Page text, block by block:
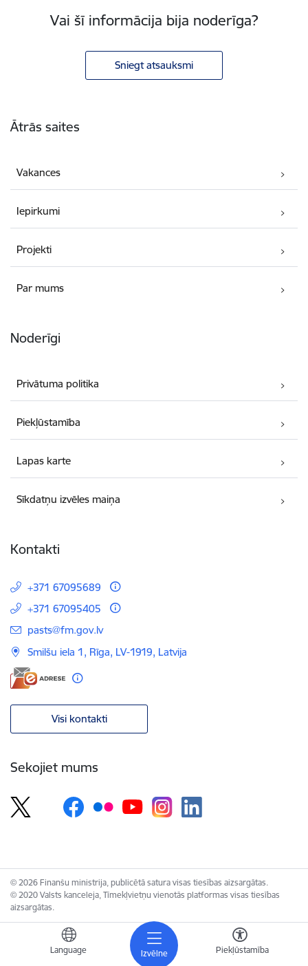
Izvēlne
Language Piekļūstamība
Vai šī informācija bija noderīga?
Sniegt atsauksmi
Ātrās saites
Vakances
Iepirkumi
Projekti
Par mums
Noderīgi
Privātuma politika
Piekļūstamība
Lapas karte
Sīkdatņu izvēles maiņa
Kontakti
+371 67095689
+371 67095405
E-pasts:
pasts@fm.gov.lv
Smilšu iela 1, Rīga, LV-1919, Latvija
Visi kontakti
Sekojiet mums
© 2026 Finanšu ministrija, publicētā satura visas tiesības aizsargātas.
© 2020 Valsts kanceleja, Tīmekļvietņu vienotās platformas visas tiesības
aizsargātas.